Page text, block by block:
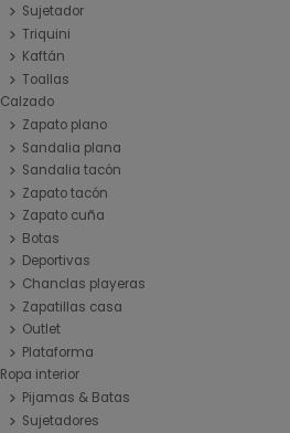
Sujetador
Triquini
Kaftán
Toallas
Calzado
Zapato plano
Sandalia plana
Sandalia tacón
Zapato tacón
Zapato cuña
Botas
Deportivas
Chanclas playeras
Zapatillas casa
Outlet
Plataforma
Ropa interior
Pijamas & Batas
Sujetadores